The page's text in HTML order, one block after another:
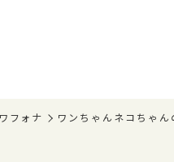
フォナ ワンちゃんネコちゃん